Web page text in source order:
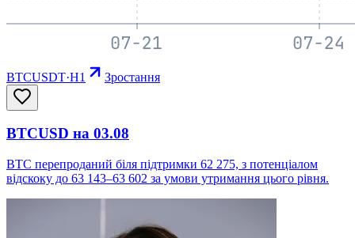
BTCUSDT·H1 Зростання
BTCUSD на 03.08
BTC перепроданий біля підтримки 62 275, з потенціалом
відскоку до 63 143–63 602 за умови утримання цього рівня.